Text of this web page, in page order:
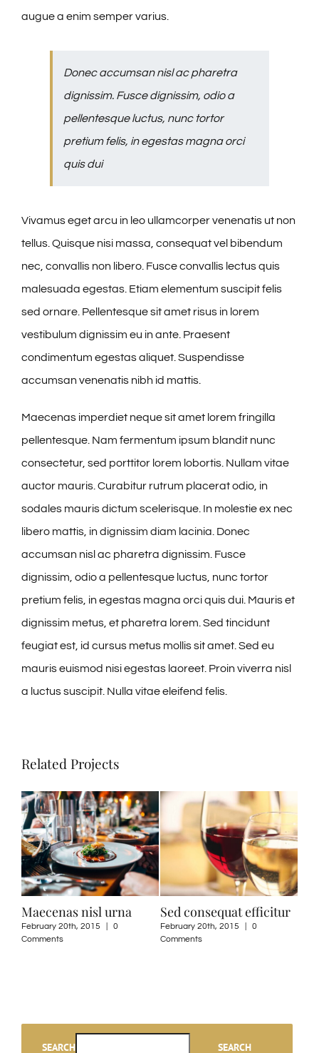
augue a enim semper varius.
Donec accumsan nisl ac pharetra
dignissim. Fusce dignissim, odio a
pellentesque luctus, nunc tortor
pretium felis, in egestas magna orci
quis dui
Vivamus eget arcu in leo ullamcorper venenatis ut non
tellus. Quisque nisi massa, consequat vel bibendum
nec, convallis non libero. Fusce convallis lectus quis
malesuada egestas. Etiam elementum suscipit felis
sed ornare. Pellentesque sit amet risus in lorem
vestibulum dignissim eu in ante. Praesent
condimentum egestas aliquet. Suspendisse
accumsan venenatis nibh id mattis.
Maecenas imperdiet neque sit amet lorem fringilla
pellentesque. Nam fermentum ipsum blandit nunc
consectetur, sed porttitor lorem lobortis. Nullam vitae
auctor mauris. Curabitur rutrum placerat odio, in
sodales mauris dictum scelerisque. In molestie ex nec
libero mattis, in dignissim diam lacinia. Donec
accumsan nisl ac pharetra dignissim. Fusce
dignissim, odio a pellentesque luctus, nunc tortor
pretium felis, in egestas magna orci quis dui. Mauris et
dignissim metus, et pharetra lorem. Sed tincidunt
feugiat est, id cursus metus mollis sit amet. Sed eu
mauris euismod nisi egestas laoreet. Proin viverra nisl
a luctus suscipit. Nulla vitae eleifend felis.
Related Projects
Maecenas nisl urna
February 20th, 2015
0
Comments
Sed consequat efficitur
February 20th, 2015
0
Comments
SEARCH SEARCH